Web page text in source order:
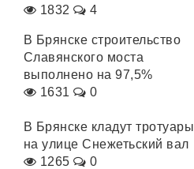
1832
4
В Брянске строительство
Славянского моста
выполнено на 97,5%
1631
0
В Брянске кладут тротуары
на улице Снежетьский вал
1265
0